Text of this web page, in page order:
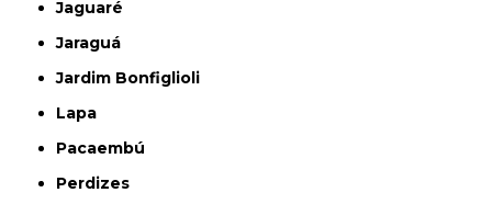
Jaguaré
Jaraguá
Jardim Bonfiglioli
Lapa
Pacaembú
Perdizes